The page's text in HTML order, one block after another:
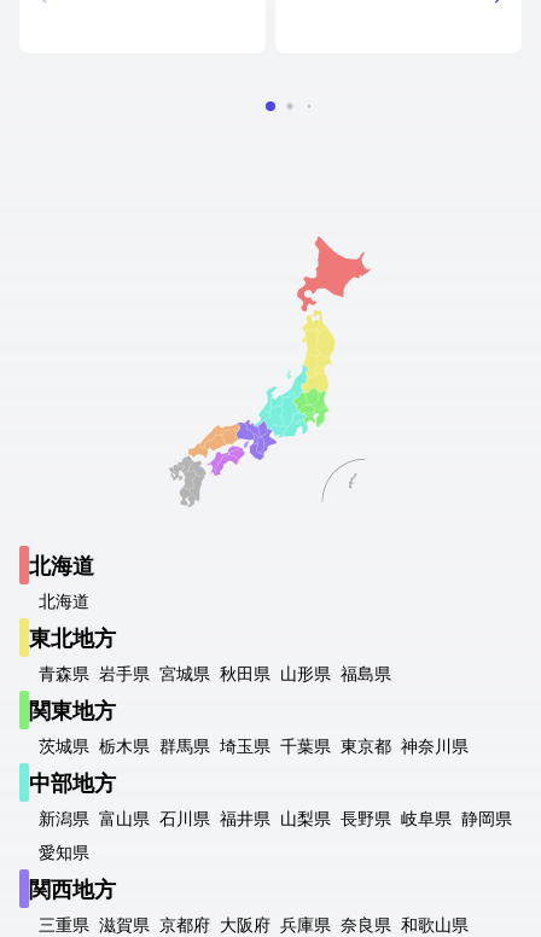
北海道
北海道
東北地方
青森県 岩手県 宮城県 秋田県 山形県 福島県
関東地方
茨城県 栃木県 群馬県 埼玉県 千葉県 東京都 神奈川県
中部地方
新潟県 富山県 石川県 福井県 山梨県 長野県 岐阜県 静岡県
愛知県
関西地方
三重県 滋賀県 京都府 大阪府 兵庫県 奈良県 和歌山県